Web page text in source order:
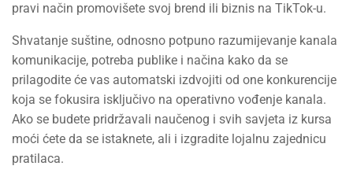
pravi način promovišete svoj brend ili biznis na TikTok-u.
Shvatanje suštine, odnosno potpuno razumijevanje kanala
komunikacije, potreba publike i načina kako da se
prilagodite će vas automatski izdvojiti od one konkurencije
koja se fokusira isključivo na operativno vođenje kanala.
Ako se budete pridržavali naučenog i svih savjeta iz kursa
moći ćete da se istaknete, ali i izgradite lojalnu zajednicu
pratilaca.